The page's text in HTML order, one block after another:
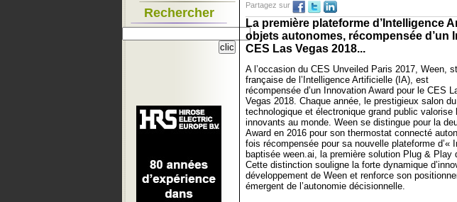
Rechercher
Partagez sur
La première plateforme d’Intelligence
objets autonomes, récompensée d’un
CES Las Vegas 2018...
A l’occasion du CES Unveiled Paris 2017, Ween,
française de l’Intelligence Artificielle (IA), est
récompensée d’un Innovation Award pour le CES
Vegas 2018. Chaque année, le prestigieux salon
technologique et électronique grand public
innovants au monde. Ween se distingue pour la
Award en 2016 pour son thermostat connecté
fois récompensée pour sa nouvelle plateforme d’«
baptisée ween.ai, la première solution Plug & Play
Cette distinction souligne la forte dynamique
développement de Ween et renforce son
émergent de l’autonomie décisionnelle.